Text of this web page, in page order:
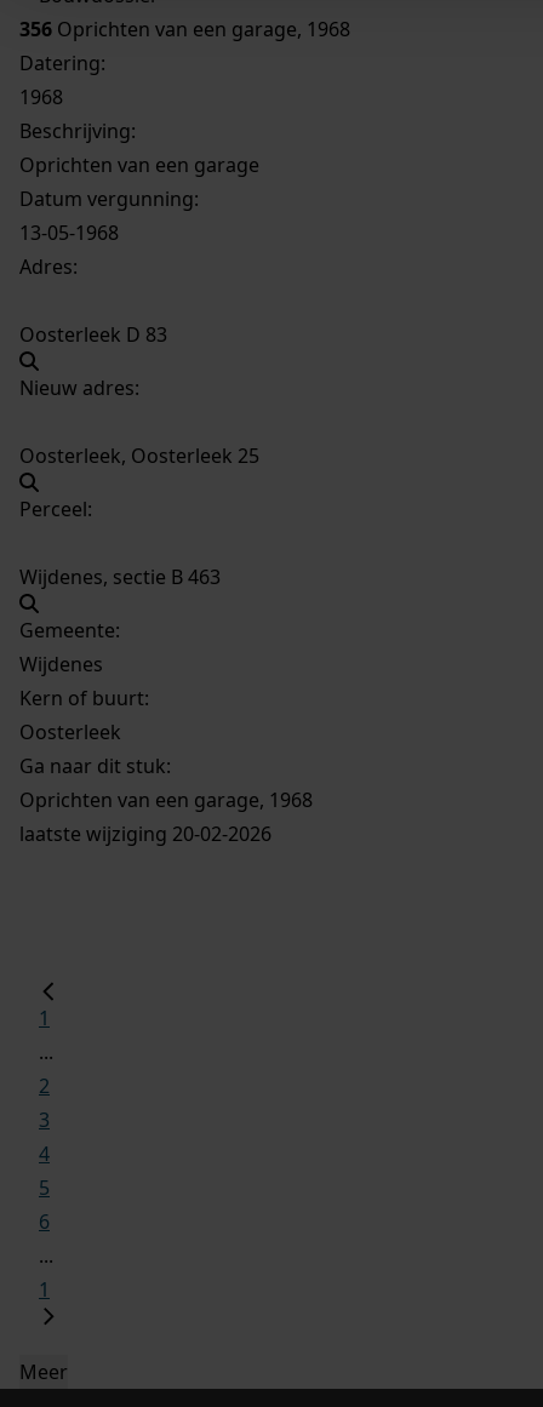
356 Oprichten van een garage, 1968
Datering:
1968
Beschrijving:
Oprichten van een garage
Datum vergunning:
13-05-1968
Adres:
Oosterleek D 83
Nieuw adres:
Oosterleek, Oosterleek 25
Perceel:
Wijdenes, sectie B 463
Gemeente:
Wijdenes
Kern of buurt:
Oosterleek
Ga naar dit stuk:
Oprichten van een garage, 1968
laatste wijziging 20-02-2026
1
...
2
3
4
5
6
...
1
Meer